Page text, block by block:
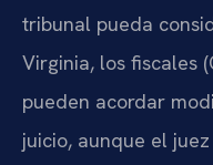
tribunal pueda
Virginia, los fiscales
pueden acordar
juicio, aunque el